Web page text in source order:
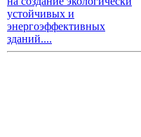
устойчивых и
энергоэффективных
зданий....